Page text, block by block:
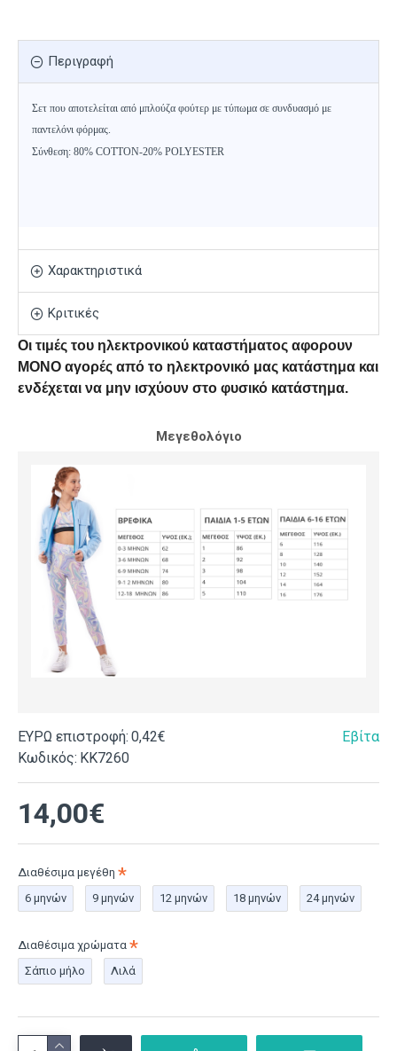
Περιγραφή
Σετ που αποτελείται από μπλούζα φούτερ με τύπωμα σε συνδυασμό με
παντελόνι φόρμας.
Σύνθεση: 80% COTTON-20% POLYESTER
Χαρακτηριστικά
Κριτικές
Οι τιμές του ηλεκτρονικού καταστήματος αφορουν
ΜΟΝΟ αγορές από το ηλεκτρονικό μας κατάστημα και
ενδέχεται να μην ισχύουν στο φυσικό κατάστημα.
Μεγεθολόγιο
ΕΥΡΩ επιστροφή: 0,42€
Κωδικός: ΚΚ7260
Εβίτα
14,00€
Διαθέσιμα μεγέθη
6 μηνών
9 μηνών 12 μηνών 18 μηνών 24 μηνών
Διαθέσιμα χρώματα
Σάπιο μήλο
Λιλά